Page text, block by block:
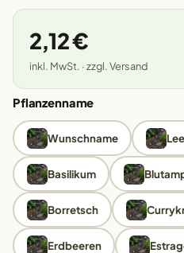
2,12 €
inkl. MwSt. · zzgl. Versand
Pflanzenname
Wunschname
Basilikum
Borretsch
Erdbeeren